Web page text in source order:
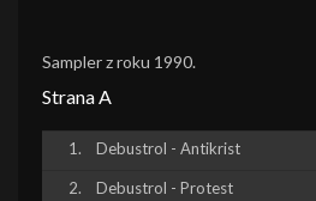
Sampler z roku 1990.
Strana A
Debustrol - Antikrist
Debustrol - Protest